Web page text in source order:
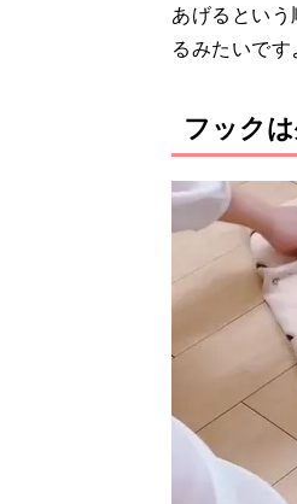
あげるとい
るみたいです
フック